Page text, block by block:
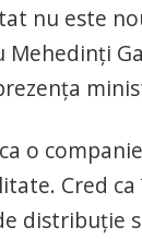
nu este
Mehedinți
o
Cred
distribuție